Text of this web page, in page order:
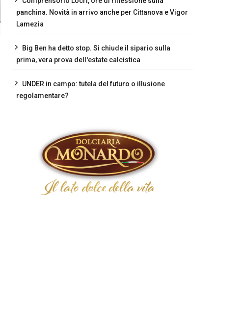
panchina. Novità in arrivo anche per Cittanova e Vigor
Lamezia
Big Ben ha detto stop. Si chiude il sipario sulla
prima, vera prova dell'estate calcistica
UNDER in campo: tutela del futuro o illusione
regolamentare?